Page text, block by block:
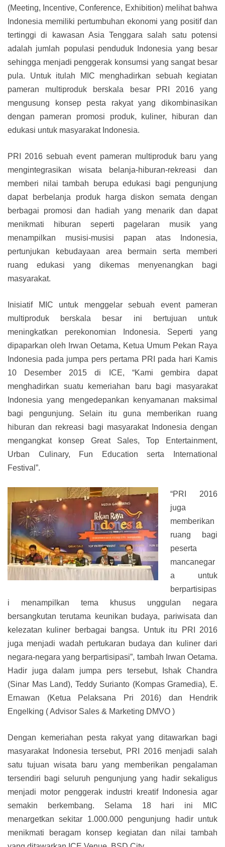
(Meeting, Incentive, Conference, Exhibition) melihat bahwa
Indonesia memiliki pertumbuhan ekonomi yang positif dan
tertinggi di kawasan Asia Tenggara salah satu potensi
adalah jumlah populasi penduduk Indonesia yang besar
sehingga menjadi penggerak konsumsi yang sangat besar
pula. Untuk itulah MIC menghadirkan sebuah kegiatan
pameran multiproduk berskala besar PRI 2016 yang
mengusung konsep pesta rakyat yang dikombinasikan
dengan pameran promosi produk, kuliner, hiburan dan
edukasi untuk masyarakat Indonesia.
PRI 2016 sebuah event pameran multiproduk baru yang
mengintegrasikan wisata belanja-hiburan-rekreasi dan
memberi nilai tambah berupa edukasi bagi pengunjung
dapat berbelanja produk harga diskon semata dengan
berbagai promosi dan hadiah yang menarik dan dapat
menikmati hiburan seperti pagelaran musik yang
menampilkan musisi-musisi papan atas Indonesia,
pertunjukan kebudayaan area bermain serta memberi
ruang edukasi yang dikemas menyenangkan bagi
masyarakat.
Inisiatif MIC untuk menggelar sebuah event pameran
multiproduk berskala besar ini bertujuan untuk
meningkatkan perekonomian Indonesia. Seperti yang
dipaparkan oleh Irwan Oetama, Ketua Umum Pekan Raya
Indonesia pada jumpa pers pertama PRI pada hari Kamis
10 Desember 2015 di ICE, “Kami gembira dapat
menghadirkan suatu kemeriahan baru bagi masyarakat
Indonesia yang mengedepankan kenyamanan maksimal
bagi pengunjung. Selain itu guna memberikan ruang
hiburan dan rekreasi bagi masyarakat Indonesia dengan
mengangkat konsep Great Sales, Top Entertainment,
Urban Culinary, Fun Education serta International
Festival”.
“PRI 2016
juga
memberikan
ruang bagi
peserta
mancanegar
a untuk
berpartisipas
i menampilkan tema khusus unggulan negara
bersangkutan terutama keunikan budaya, pariwisata dan
kelezatan kuliner berbagai bangsa. Untuk itu PRI 2016
juga menjadi wadah pertukaran budaya dan kuliner dari
negara-negara yang berpartisipasi”, tambah Irwan Oetama.
Hadir juga dalam jumpa pers tersebut, Ishak Chandra
(Sinar Mas Land), Teddy Surianto (Kompas Gramedia), E.
Ernawan (Ketua Pelaksana Pri 2016) dan Hendrik
Engelking ( Advisor Sales & Marketing DMVO )
Dengan kemeriahan pesta rakyat yang ditawarkan bagi
masyarakat Indonesia tersebut, PRI 2016 menjadi salah
satu tujuan wisata baru yang memberikan pengalaman
tersendiri bagi seluruh pengunjung yang hadir sekaligus
menjadi motor penggerak industri kreatif Indonesia agar
semakin berkembang. Selama 18 hari ini MIC
menargetkan sekitar 1.000.000 pengunjung hadir untuk
menikmati beragam konsep kegiatan dan nilai tambah